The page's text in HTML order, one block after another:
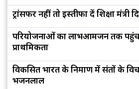
ट्रांसफर नहीं तो इस्तीफा दें शिक्षा मंत्री
परियोजनाओं का लाभआमजन तक
प्राथमिकता
विकसित भारत के निर्माण में संतों के
भजनलाल